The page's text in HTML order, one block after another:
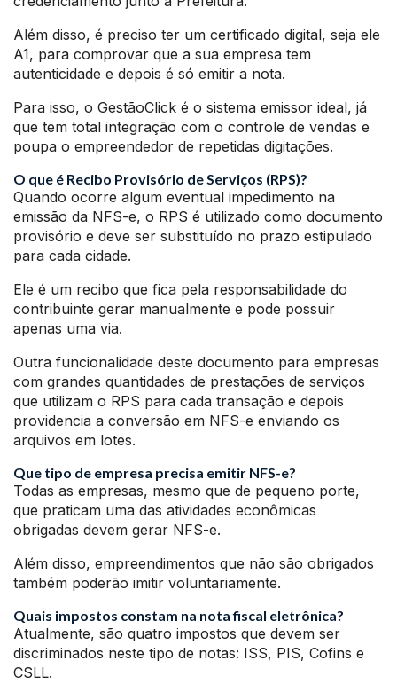
Além disso, é preciso ter um certificado digital, seja ele
A1, para comprovar que a sua empresa tem
autenticidade e depois é só emitir a nota.
Para isso, o GestãoClick é o sistema emissor ideal, já
que tem total integração com o controle de vendas e
poupa o empreendedor de repetidas digitações.
O que é Recibo Provisório de Serviços (RPS)?
Quando ocorre algum eventual impedimento na
emissão da NFS-e, o RPS é utilizado como documento
provisório e deve ser substituído no prazo estipulado
para cada cidade.
Ele é um recibo que fica pela responsabilidade do
contribuinte gerar manualmente e pode possuir
apenas uma via.
Outra funcionalidade deste documento para empresas
com grandes quantidades de prestações de serviços
que utilizam o RPS para cada transação e depois
providencia a conversão em NFS-e enviando os
arquivos em lotes.
Que tipo de empresa precisa emitir NFS-e?
Todas as empresas, mesmo que de pequeno porte,
que praticam uma das atividades econômicas
obrigadas devem gerar NFS-e.
Além disso, empreendimentos que não são obrigados
também poderão imitir voluntariamente.
Quais impostos constam na nota fiscal eletrônica?
Atualmente, são quatro impostos que devem ser
discriminados neste tipo de notas: ISS, PIS, Cofins e
CSLL.